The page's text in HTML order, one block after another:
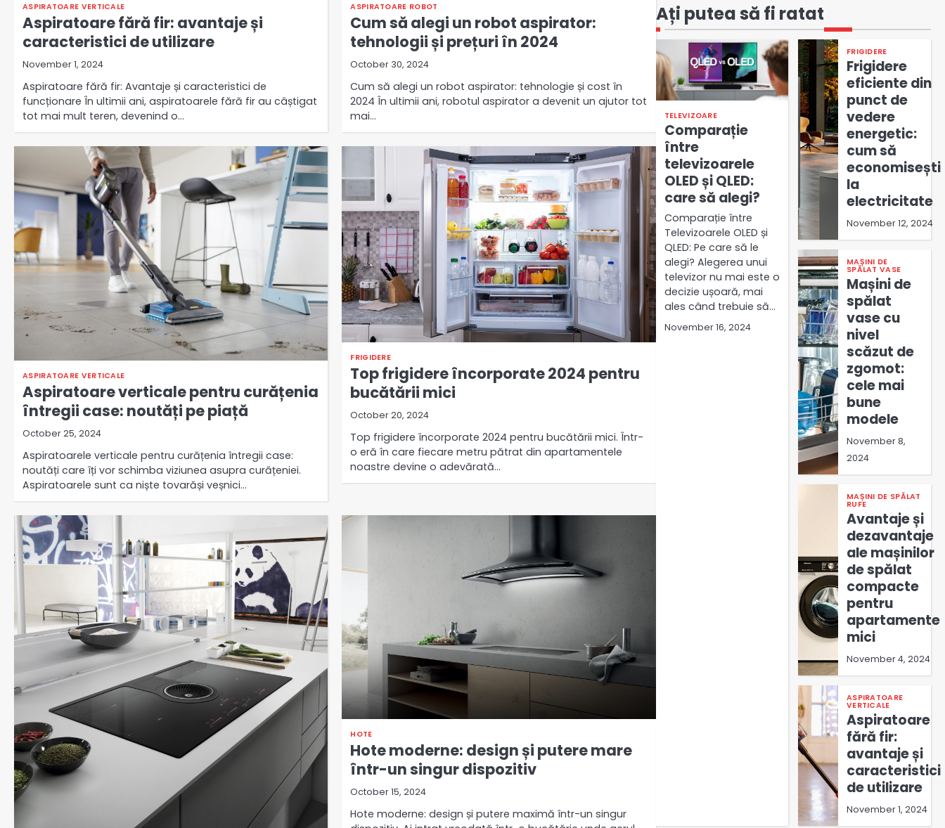
ASPIRATOARE VERTICALE
Aspiratoare fără fir: avantaje și
caracteristici de utilizare
November 1, 2024
Aspiratoare fără fir: Avantaje și caracteristici de
funcționare În ultimii ani, aspiratoarele fără fir au câștigat
tot mai mult teren, devenind o…
ASPIRATOARE ROBOT
Cum să alegi un robot aspirator:
tehnologii și prețuri în 2024
October 30, 2024
Cum să alegi un robot aspirator: tehnologie și cost în
2024 În ultimii ani, robotul aspirator a devenit un ajutor tot
mai…
ASPIRATOARE VERTICALE
Aspiratoare verticale pentru curățenia
întregii case: noutăți pe piață
October 25, 2024
Aspiratoarele verticale pentru curățenia întregii case:
noutăți care îți vor schimba viziunea asupra curățeniei.
Aspiratoarele sunt ca niște tovarăși veșnici…
FRIGIDERE
Top frigidere încorporate 2024 pentru
bucătării mici
October 20, 2024
Top frigidere încorporate 2024 pentru bucătării mici. Într-
o eră în care fiecare metru pătrat din apartamentele
noastre devine o adevărată…
HOTE
Hote moderne: design și putere mare
într-un singur dispozitiv
October 15, 2024
Hote moderne: design și putere maximă într-un singur
Ați putea să fi ratat
TELEVIZOARE
Comparație
între
televizoarele
OLED și QLED:
care să alegi?
Comparație între
Televizoarele OLED și
QLED: Pe care să le
alegi? Alegerea unui
televizor nu mai este o
decizie ușoară, mai
ales când trebuie să…
November 16, 2024
FRIGIDERE
Frigidere
eficiente din
punct de
vedere
energetic:
cum să
economisești
la
electricitate
November 12, 2024
MAȘINI DE
SPĂLAT VASE
Mașini de
spălat
vase cu
nivel
scăzut de
zgomot:
cele mai
bune
modele
November 8,
2024
MAȘINI DE SPĂLAT
RUFE
Avantaje și
dezavantaje
ale mașinilor
de spălat
compacte
pentru
apartamente
mici
November 4, 2024
ASPIRATOARE
VERTICALE
Aspiratoare
fără fir:
avantaje și
caracteristici
de utilizare
November 1, 2024